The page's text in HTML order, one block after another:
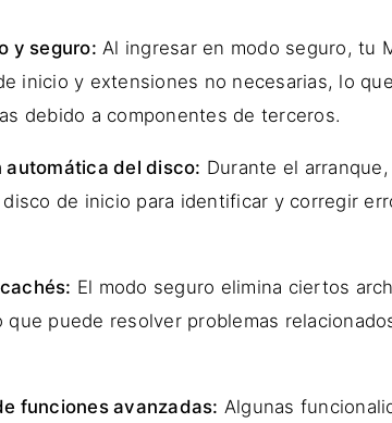
y seguro: Al ingresar en modo seguro, tu
inicio y extensiones no necesarias, lo
debido a componentes de terceros.
automática del disco: Durante el
de inicio para identificar y corregir
El modo seguro elimina ciertos
que puede resolver problemas
funciones avanzadas: Algunas